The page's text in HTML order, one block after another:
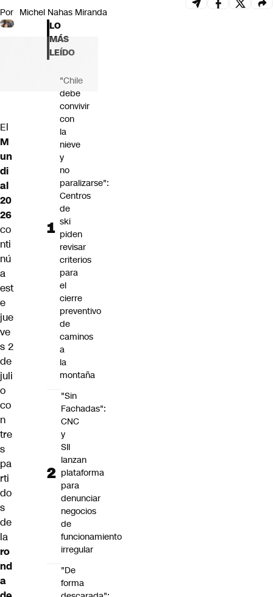
Por Michel Nahas Miranda
El
M
un
di
al
20
26
co
nti
nú
a
est
e
jue
ve
s 2
de
juli
o
co
n
tre
s
pa
rti
do
s
de
la
ro
nd
a
LO
MÁS
LEÍDO
"Chile
debe
convivir
con
la
nieve
y
no
paralizarse":
Centros
de
ski
piden
revisar
criterios
para
el
cierre
preventivo
de
caminos
a
la
montaña
"Sin
Fachadas":
CNC
y
SII
lanzan
plataforma
para
denunciar
negocios
de
funcionamiento
irregular
"De
forma